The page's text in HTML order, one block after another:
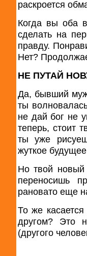
раскроется
Когда вы оба
сделать на
правду.
Нет?
НЕ ПУТАЙ
Да, бывший муж
ты
не дай бог не
теперь, стоит
ты уже
жуткое
Но твой
переносишь
рановато еще
То же
другом? Это
(другого